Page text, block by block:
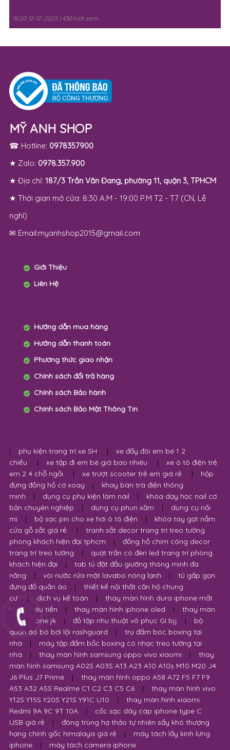
16:20 12-12-2025 | 438 lượt xem
MỸ ANH SHOP
☎ Hotline: 0978357900
★ Zalo: 0978.357.900
★ Địa chỉ: 187/3 Trần Văn Đang, phường 11, quận 3, TPHCM
★ Thời gian mở cửa: 8:30 A.M - 19:00 P.M T2 - T7 (CN, Lễ
nghỉ)
✉ Email:myanhshop2015@gmail.com
Giới Thiệu
Liên Hệ
Hướng dẫn mua hàng
Hướng dẫn thanh toán
Phương thức giao nhận
Chính sách đổi trả hàng
Chính sách Bảo hành
Chính sách Bảo Mật Thông Tin
| phụ kiện trang trí xe SH |
xe đẩy đôi em bé 1 2
chiều
| xe tập đi em bé giá bao nhiêu |
xe ô tô điện trẻ
em 2 4 chỗ ngồi
| xe trượt scooter trẻ em giá rẻ |
hộp
đựng đồng hồ cơ xoay
|
khay bàn trà điện thông
minh
| dụng cụ phụ kiện làm nail |
khóa dạy học nail cơ
bản chuyên nghiệp
| dụng cụ phun xăm |
dụng cụ nối
mi
| bộ sạc pin cho xe hơi ô tô điện |
khóa tay gạt nắm
cửa gỗ sắt giá rẻ
|
tranh sắt decor trang trí treo tường
phòng khách hiện đại tphcm
|
đồng hồ chim công decor
trang trí treo tường
|
quạt trần có đèn led trang trí phòng
khách hiện đại
|
tab tủ đặt đầu giường thông minh đa
năng
| vòi nước rửa mặt lavabo nóng lạnh |
tủ gấp gọn
đựng đồ quần áo
|
thiết kế nội thất căn hộ chung
cư
| dịch vụ kế toán |
thay màn hình dura iphone mất
bao nhiêu tiền
| thay màn hình iphone oled |
thay màn
hình iphone jk
| đồ tập nhu thuật võ phục GI bjj |
bộ
quần áo bó bơi lội rashguard
|
trụ đấm bóc boxing tại
nhà
|
máy tập đấm bốc boxing có nhạc treo tường tại
nhà
| thay màn hình samsung oppo vivo xiaomi |
thay
màn hình samsung A02S A03S A13 A23 A10 A10s M10 M20 J4
J6 Plus J7 Prime
|
thay màn hình oppo A58 A72 F5 F7 F9
A53 A32 A5S Realme C1 C2 C3 C5 C6
|
thay màn hình vivo
Y12S Y15S Y20S Y21S Y91C U10
|
thay màn hình xiaomi
Redmi 9A 9C 9T 10A
|
cốc sạc dây cáp iphone type C
USB giá rẻ
|
đông trùng hạ thảo tự nhiên sấy khô thượng
hạng chính gốc himalaya giá rẻ
|
máy tách lấy kính lưng
iphone
| máy tách camera iphone